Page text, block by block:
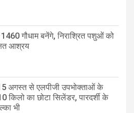
गौधाम बनेंगे, निराश्रित पशुओं को
आश्रय
अगस्त से एलपीजी उपभोक्ताओं के
किलो का छोटा सिलेंडर, पारदर्शी के
भी